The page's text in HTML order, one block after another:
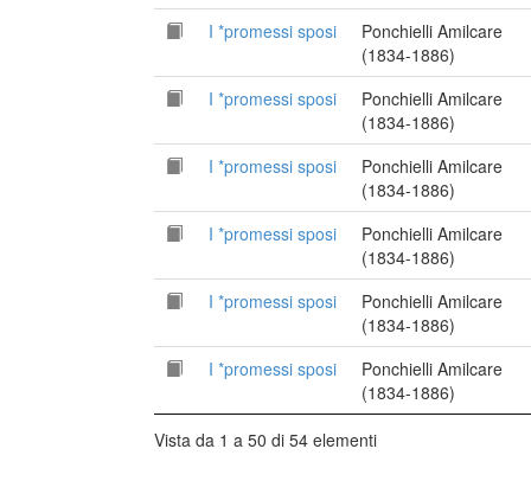
I *promessi sposi
Ponchielli Amilcare
(1834-1886)
I *promessi sposi
Ponchielli Amilcare
(1834-1886)
I *promessi sposi
Ponchielli Amilcare
(1834-1886)
I *promessi sposi
Ponchielli Amilcare
(1834-1886)
I *promessi sposi
Ponchielli Amilcare
(1834-1886)
I *promessi sposi
Ponchielli Amilcare
(1834-1886)
Vista da 1 a 50 di 54 elementi